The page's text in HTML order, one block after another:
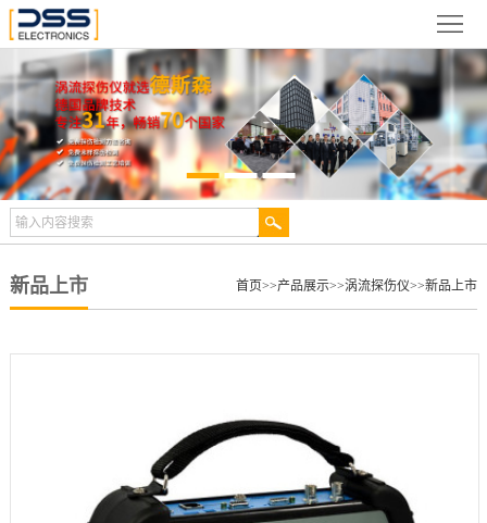
站
首
页
关
于
德
斯
森
新
闻
动
态
产
品
展
检
测
合
新品上市 首页>>产品展示>>涡流探伤仪>>新品上市